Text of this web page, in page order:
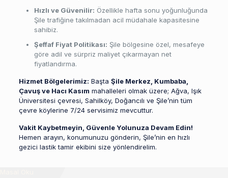
Hızlı ve Güvenilir: Özellikle hafta sonu yoğunluğunda
Şile trafiğine takılmadan acil müdahale kapasitesine
sahibiz.
Şeffaf Fiyat Politikası: Şile bölgesine özel, mesafeye
göre adil ve sürpriz maliyet çıkarmayan net
fiyatlandırma.
Hizmet Bölgelerimiz: Başta Şile Merkez, Kumbaba,
Çavuş ve Hacı Kasım mahalleleri olmak üzere; Ağva, Işık
Üniversitesi çevresi, Sahilköy, Doğancılı ve Şile’nin tüm
çevre köylerine 7/24 servisimiz mevcuttur.
Vakit Kaybetmeyin, Güvenle Yolunuza Devam Edin!
Hemen arayın, konumunuzu gönderin, Şile’nin en hızlı
gezici lastik tamir ekibini size yönlendirelim.